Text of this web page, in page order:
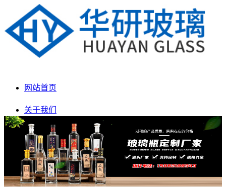
网站首页
关于我们
产品展示
新闻动态
生产车间